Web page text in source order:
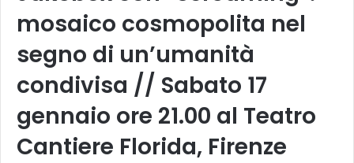
mosaico cosmopolita nel
segno di un’umanità
condivisa // Sabato 17
gennaio ore 21.00 al Teatro
Cantiere Florida, Firenze